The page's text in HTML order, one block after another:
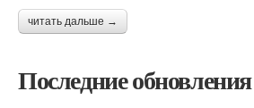
читать дальше →
Последние